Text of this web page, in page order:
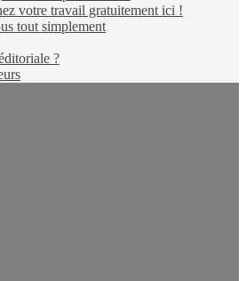
votre travail gratuitement ici !
tout simplement
?